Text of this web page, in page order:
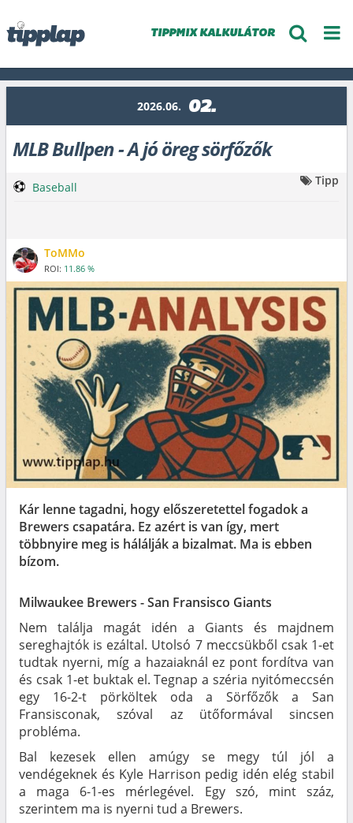
TIPPMIX KALKULÁTOR
2026.06. 02.
MLB Bullpen - A jó öreg sörfőzők
ToMMo
ROI: 11.86 %
Baseball Tipp
Kár lenne tagadni, hogy előszeretettel fogadok a
Brewers csapatára. Ez azért is van így, mert
többnyire meg is hálálják a bizalmat. Ma is ebben
bízom.
Milwaukee Brewers - San Fransisco Giants
Nem találja magát idén a Giants és majdnem
sereghajtók is ezáltal. Utolsó 7 meccsükből csak 1-et
tudtak nyerni, míg a hazaiaknál ez pont fordítva van
és csak 1-et buktak el. Tegnap a széria nyitómeccsén
egy 16-2-t pörköltek oda a Sörfőzők a San
Fransisconak, szóval az ütőformával sincsen
probléma.
Bal kezesek ellen amúgy se megy túl jól a
vendégeknek és Kyle Harrison pedig idén elég stabil
a maga 6-1-es mérlegével. Egy szó, mint száz,
szerintem ma is nyerni tud a Brewers.